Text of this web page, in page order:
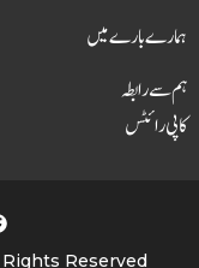
ہمارے بارے میں
ہم سے رابطہ
کاپی رائٹس
Reserved